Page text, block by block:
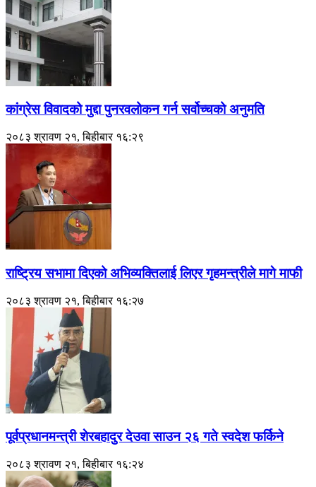
कांग्रेस विवादको मुद्दा पुनरवलोकन गर्न सर्वोच्चको अनुमति
२०८३ श्रावण २१, बिहीबार १६:२९
राष्ट्रिय सभामा दिएको अभिव्यक्तिलाई लिएर गृहमन्त्रीले मागे माफी
२०८३ श्रावण २१, बिहीबार १६:२७
पूर्वप्रधानमन्त्री शेरबहादुर देउवा साउन २६ गते स्वदेश फर्किने
२०८३ श्रावण २१, बिहीबार १६:२४